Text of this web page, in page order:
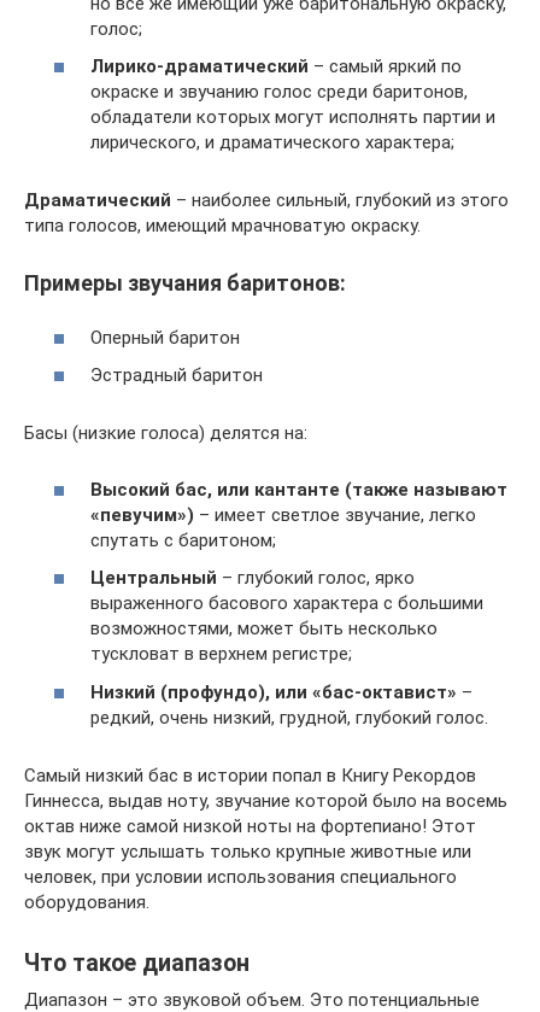
голос;
Лирико-драматический – самый яркий по
окраске и звучанию голос среди баритонов,
обладатели которых могут исполнять партии и
лирического, и драматического характера;
Драматический – наиболее сильный, глубокий из этого
типа голосов, имеющий мрачноватую окраску.
Примеры звучания баритонов:
Оперный баритон
Эстрадный баритон
Басы (низкие голоса) делятся на:
Высокий бас, или кантанте (также называют
«певучим») – имеет светлое звучание, легко
спутать с баритоном;
Центральный – глубокий голос, ярко
выраженного басового характера с большими
возможностями, может быть несколько
тускловат в верхнем регистре;
Низкий (профундо), или «бас-октавист» –
редкий, очень низкий, грудной, глубокий голос.
Самый низкий бас в истории попал в Книгу Рекордов
Гиннесса, выдав ноту, звучание которой было на восемь
октав ниже самой низкой ноты на фортепиано! Этот
звук могут услышать только крупные животные или
человек, при условии использования специального
оборудования.
Что такое диапазон
Диапазон – это звуковой объем. Это потенциальные